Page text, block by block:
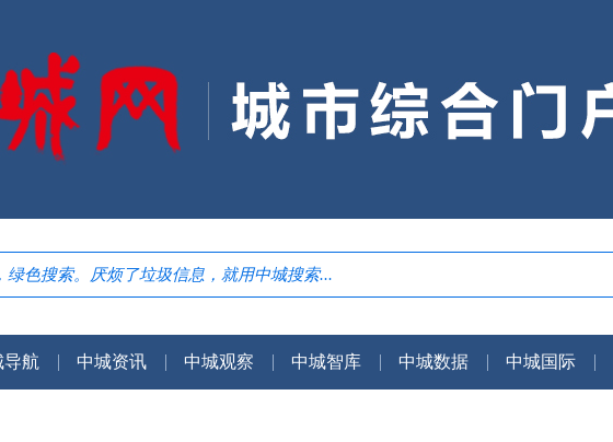
导航 中城资讯 中城观察 中城智库 中城数据 中城国际